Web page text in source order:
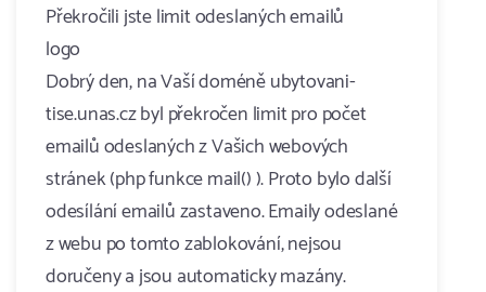
Překročili jste limit odeslaných emailů
logo
Dobrý den, na Vaší doméně ubytovani-
tise.unas.cz byl překročen limit pro počet
emailů odeslaných z Vašich webových
stránek (php funkce mail() ). Proto bylo další
odesílání emailů zastaveno. Emaily odeslané
z webu po tomto zablokování, nejsou
doručeny a jsou automaticky mazány.